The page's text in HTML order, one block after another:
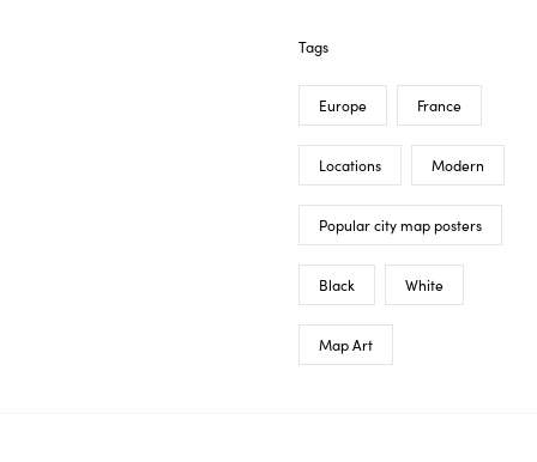
Tags
Europe France
Locations Modern
Popular city map posters
Black White
Map Art